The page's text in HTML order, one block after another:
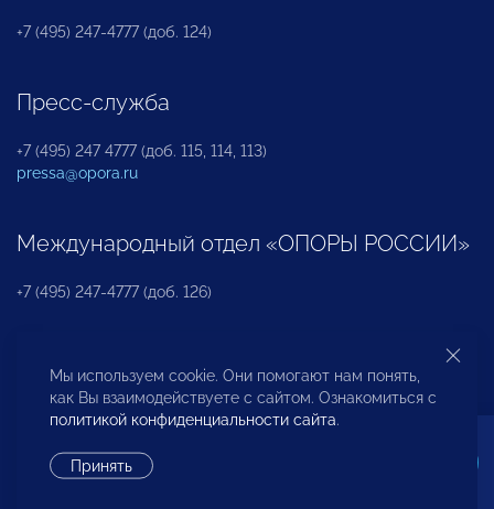
+7 (495) 247-4777 (доб. 124)
Пресс-служба
+7 (495) 247 4777 (доб. 115, 114, 113)
pressa@opora.ru
Международный отдел «ОПОРЫ РОССИИ»
+7 (495) 247-4777 (доб. 126)
Бюро по защите прав предпринимателей и
инвесторов
Мы используем cookie. Они помогают нам понять,
как Вы взаимодействуете с сайтом. Ознакомиться с
политикой конфиденциальности сайта.
Принять